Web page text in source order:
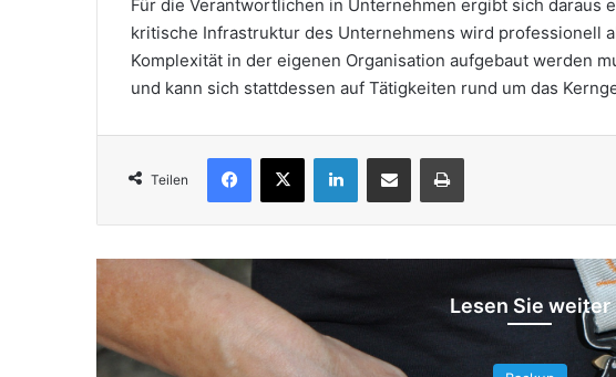
Für die Verantwortlichen in Unternehmen ergibt sich daraus
kritische Infrastruktur des Unternehmens wird professionell
Komplexität in der eigenen Organisation aufgebaut werden
und kann sich stattdessen auf Tätigkeiten rund um das
Teilen
Facebook
X LinkedInTeile per E-Mail Drucken
Lesen Sie weiter